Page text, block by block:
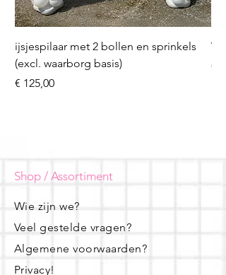
ijsjespilaar met 2 bollen en sprinkels
(excl. waarborg basis)
Prijs
€ 125,00
Prijs
€
Shop / Assortiment
Wie zijn we?
Veel gestelde vragen?
Algemene voorwaarden?
Privacy!